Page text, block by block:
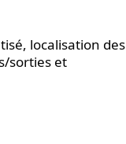
localisation des
sorties et